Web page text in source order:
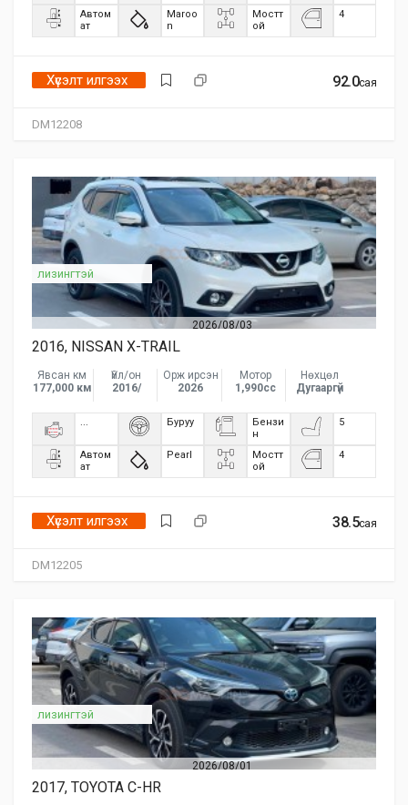
DM12208
Автом
ат
Maroo
n
Мостт
ой
4
92.0сая
Хүсэлт илгээх
2026/08/03
DM12205
лизингтэй
2016, NISSAN X-TRAIL
Явсан км
177,000 км
Үйл/он
2016/
Орж ирсэн
2026
Мотор
1,990сс
Нөхцөл
Дугааргүй
... Буруу
Бензи
н
5
Автом
ат
Pearl
Мостт
ой
4
38.5сая
Хүсэлт илгээх
2026/08/01
лизингтэй
2017, TOYOTA C-HR